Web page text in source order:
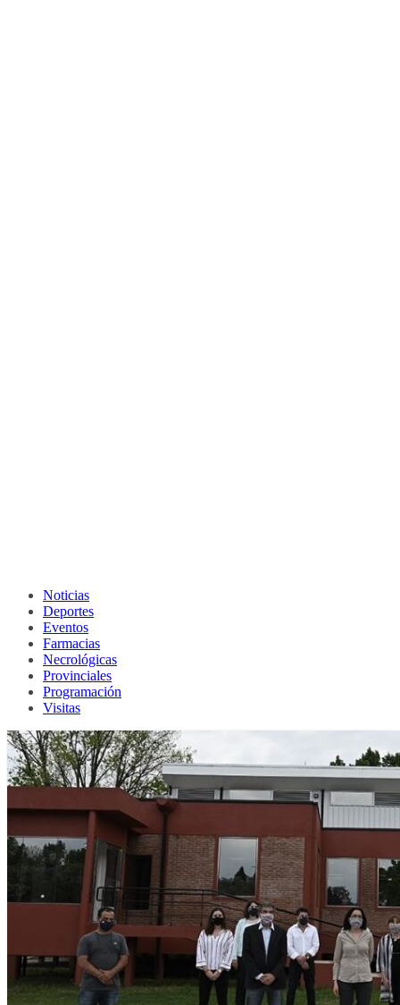
Noticias
Deportes
Eventos
Farmacias
Necrológicas
Provinciales
Programación
Visitas